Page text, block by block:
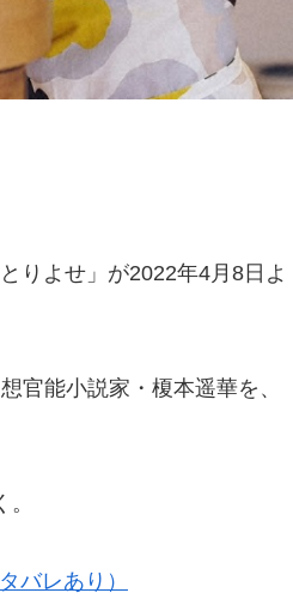
りよせ」が2022年4月8日よ
官能小説家・榎本遥華を、
バレあり）